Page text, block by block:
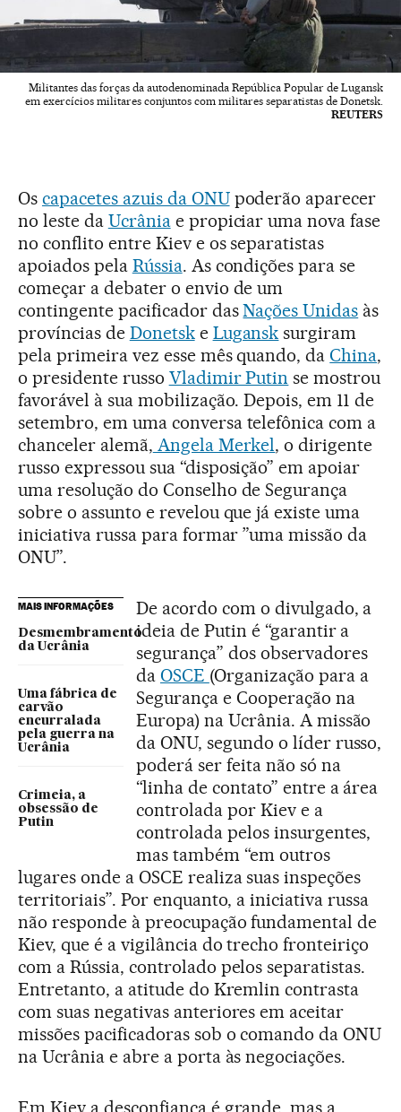
Militantes das forças da autodenominada República Popular de Lugansk
em exercícios militares conjuntos com militares separatistas de Donetsk.
REUTERS
Os capacetes azuis da ONUpoderão aparecer
no leste da Ucrâniae propiciar uma nova fase
no conflito entre Kiev e os separatistas
apoiados pela Rússia. As condições para se
começar a debater o envio de um
contingente pacificador dasNações Unidas às
províncias de Donetske Lugansk surgiram
pela primeira vez esse mês quando, daChina,
o presidente russo Vladimir Putin se mostrou
favorável à sua mobilização. Depois, em 11 de
setembro, em uma conversa telefônica com a
chanceler alemã, Angela Merkel, o dirigente
russo expressou sua “disposição” em apoiar
uma resolução do Conselho de Segurança
sobre o assunto e revelou que já existe uma
iniciativa russa para formar ”uma missão da
ONU”.
MAIS INFORMAÇÕES
Desmembramento
da Ucrânia
Uma fábrica de
carvão
encurralada
pela guerra na
Ucrânia
Crimeia, a
obsessão de
Putin
De acordo com o divulgado, a
ideia de Putin é “garantir a
segurança” dos observadores
da OSCE (Organização para a
Segurança e Cooperação na
Europa) na Ucrânia. A missão
da ONU, segundo o líder russo,
poderá ser feita não só na
“linha de contato” entre a área
controlada por Kiev e a
controlada pelos insurgentes,
mas também “em outros
lugares onde a OSCE realiza suas inspeções
territoriais”. Por enquanto, a iniciativa russa
não responde à preocupação fundamental de
Kiev, que é a vigilância do trecho fronteiriço
com a Rússia, controlado pelos separatistas.
Entretanto, a atitude do Kremlin contrasta
com suas negativas anteriores em aceitar
missões pacificadoras sob o comando da ONU
na Ucrânia e abre a porta às negociações.